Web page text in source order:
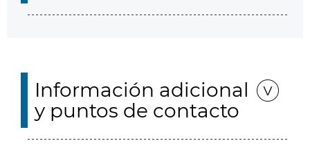
Información adicional
y puntos de contacto